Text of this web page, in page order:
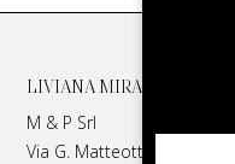
LIVIANA MIRARCHI
M & P Srl
Via G. Matteotti, 91